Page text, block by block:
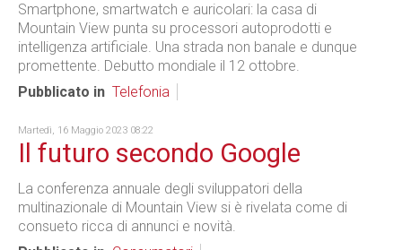
Smartphone, smartwatch e auricolari: la casa di
Mountain View punta su processori autoprodotti e
intelligenza artificiale. Una strada non banale e dunque
promettente. Debutto mondiale il 12 ottobre.
Pubblicato in Telefonia
Martedì, 16 Maggio 2023 08:22
Il futuro secondo Google
La conferenza annuale degli sviluppatori della
multinazionale di Mountain View si è rivelata come di
consueto ricca di annunci e novità.